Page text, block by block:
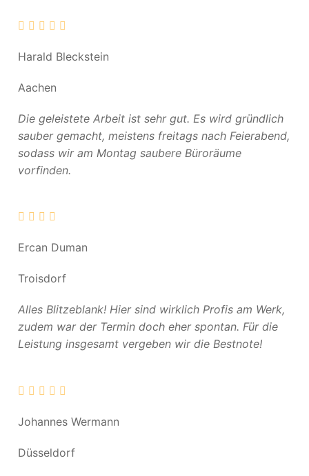
Harald Bleckstein
Aachen
Die geleistete Arbeit ist sehr gut. Es wird gründlich
sauber gemacht, meistens freitags nach Feierabend,
sodass wir am Montag saubere Büroräume
vorfinden.
Ercan Duman
Troisdorf
Alles Blitzeblank! Hier sind wirklich Profis am Werk,
zudem war der Termin doch eher spontan. Für die
Leistung insgesamt vergeben wir die Bestnote!
Johannes Wermann
Düsseldorf